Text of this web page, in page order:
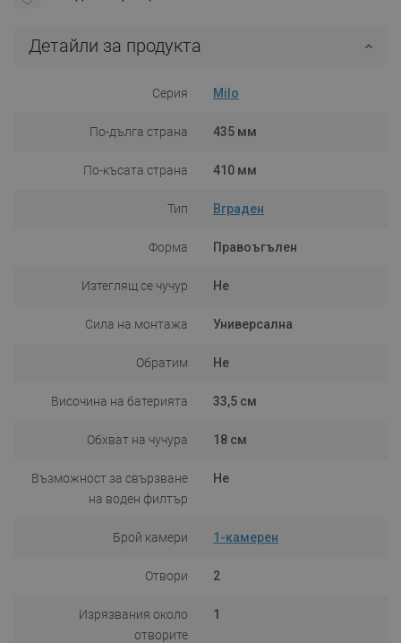
Детайли за продукта
Серия Milo
По-дълга страна 435 мм
По-късата страна 410 мм
Тип Вграден
Форма Правоъгълен
Изтеглящ се чучур Не
Сила на монтажа Универсална
Обратим Не
Височина на батерията 33,5 см
Обхват на чучура 18 см
Възможност за свързване
на воден филтър
Не
Брой камери 1-камерен
Отвори 2
Изрязвания около
отворите
1